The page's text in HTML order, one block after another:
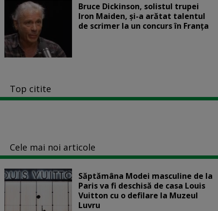
Bruce Dickinson, solistul trupei
Iron Maiden, şi-a arătat talentul
de scrimer la un concurs în Franţa
Top citite
Cele mai noi articole
Săptămâna Modei masculine de la
Paris va fi deschisă de casa Louis
Vuitton cu o defilare la Muzeul
Luvru